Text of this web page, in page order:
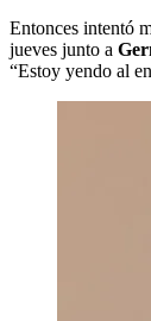
Entonces intentó
jueves junto a
“Estoy yendo al